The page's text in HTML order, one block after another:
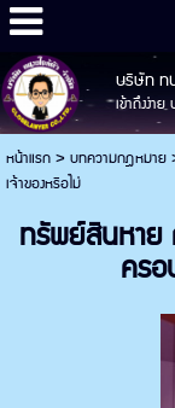
บริษัท ท
เข้าถึงง่า
หน้าแรก>บทความกฎหมาย
เจ้าของหรือไม่
ทรัพย์สินหาย
ครอ